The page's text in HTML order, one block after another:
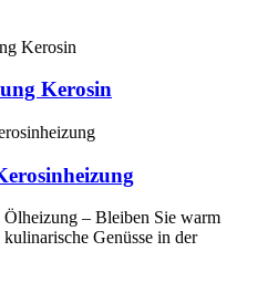
Kerosin